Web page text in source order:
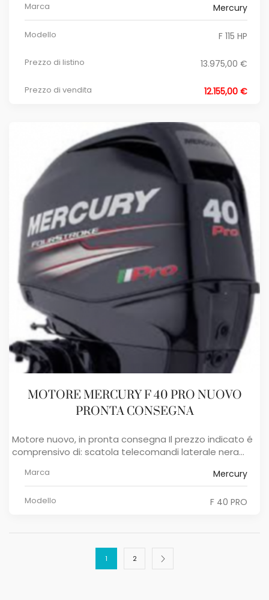
Marca Mercury
Modello F 115 HP
Prezzo di listino 13.975,00 €
Prezzo di vendita 12.155,00 €
MOTORE MERCURY F 40 PRO NUOVO
PRONTA CONSEGNA
Motore nuovo, in pronta consegna Il prezzo indicato é
comprensivo di: scatola telecomandi laterale nera...
Marca Mercury
Modello F 40 PRO
1 2